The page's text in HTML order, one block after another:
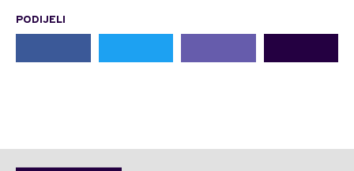
PODIJELI